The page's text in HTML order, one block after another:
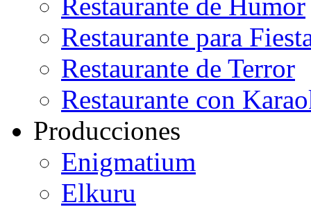
Restaurante para
Restaurante de Terror
Restaurante con
Producciones
Enigmatium
Elkuru